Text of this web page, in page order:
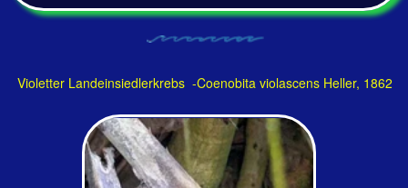
Jedes Schneckengehäuse ist willkommen…
Als es in den 80er Jahren
noch unbewohnte Inseln
lückenlos von den
Scheren bekamen. Als
Ari-Atoll vergessen
wurde, war zwei Tage
später nur noch so eine
Art weißes Pulver übrig.
Vorkommen: Von der
ostafrikanischen Küste
bis Australien und zum